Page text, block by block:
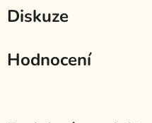
Diskuze
Hodnocení